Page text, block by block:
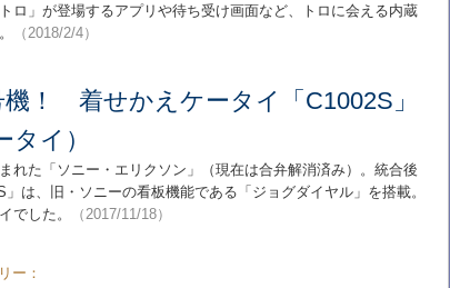
ロ」が登場するアプリや待ち受け画面など、トロに会える内蔵
（2018/2/4）
機！ 着せかえケータイ「C1002S」
タイ）
れた「ソニー・エリクソン」（現在は合弁解消済み）。統合後
は、旧・ソニーの看板機能である「ジョグダイヤル」を搭載。
でした。
（2017/11/18）
ー：